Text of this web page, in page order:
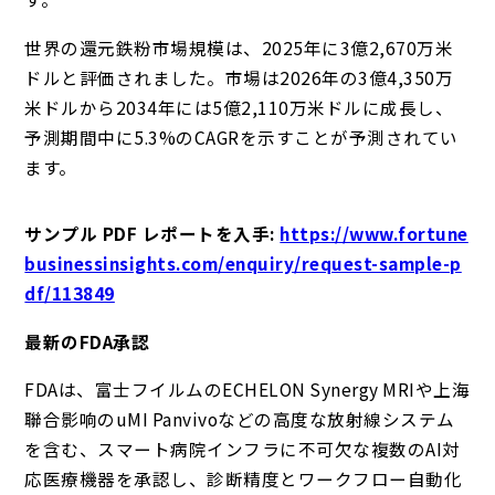
世界の還元鉄粉市場規模は、2025年に3億2,670万米
ドルと評価されました。市場は2026年の3億4,350万
米ドルから2034年には5億2,110万米ドルに成長し、
予測期間中に5.3%のCAGRを示すことが予測されてい
ます。
サンプル PDF レポートを入手: https://www.fortune
businessinsights.com/enquiry/request-sample-p
df/113849
最新のFDA承認
FDAは、富士フイルムのECHELON Synergy MRIや上海
聯合影响のuMI Panvivoなどの高度な放射線システム
を含む、スマート病院インフラに不可欠な複数のAI対
応医療機器を承認し、診断精度とワークフロー自動化